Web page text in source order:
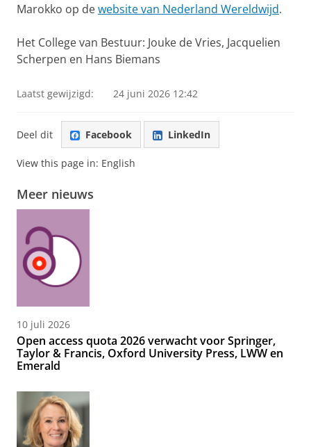
Marokko op dewebsite van Nederland Wereldwijd.
Het College van Bestuur: Jouke de Vries, Jacquelien
Scherpen en Hans Biemans
Laatst gewijzigd: 24 juni 2026 12:42
Deel dit Facebook LinkedIn
View this page in: English
Meer nieuws
10 juli 2026
Open access quota 2026 verwacht voor Springer,
Taylor & Francis, Oxford University Press, LWW en
Emerald